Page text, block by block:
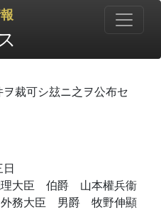
裁可シ玆ニ之ヲ公布セ
理大臣 伯爵 山本權兵衞
外務大臣 男爵 牧野伸顯